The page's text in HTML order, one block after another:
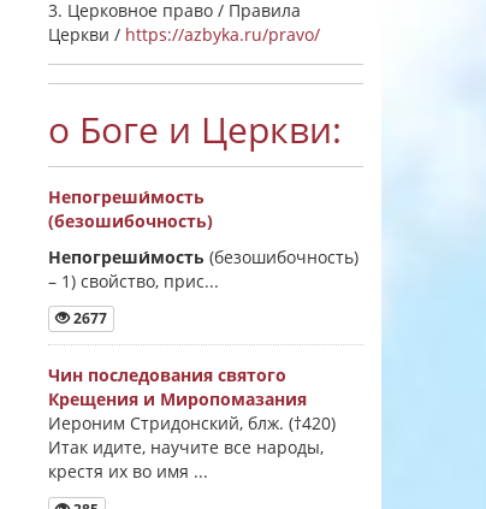
3. Церковное право / Правила
Церкви / https://azbyka.ru/pravo/
о Боге и Церкви:
Непогреши́мость
(безошибочность)
Непогреши́мость (безошибочность)
–1) свойство, прис...
2677
Чин последования святого
Крещения и Миропомазания
Иероним Стридонский, блж. (†420)
Итак идите, научите все народы,
крестя их во имя ...